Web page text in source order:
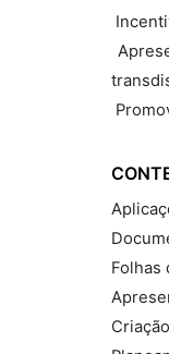



Folhas